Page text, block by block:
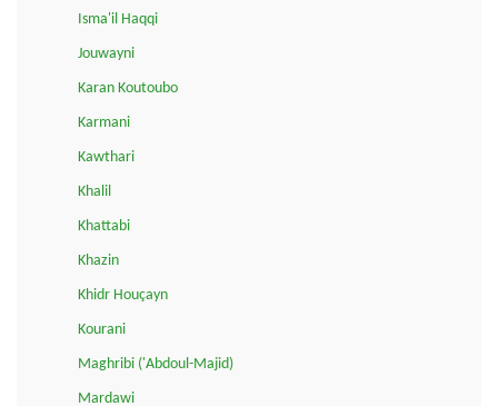
Isma'il Haqqi
Jouwayni
Karan Koutoubo
Karmani
Kawthari
Khalil
Khattabi
Khazin
Khidr Houçayn
Kourani
Maghribi ('Abdoul-Majid)
Mardawi